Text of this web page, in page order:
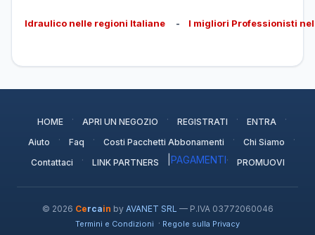
Idraulico nelle regioni Italiane - I migliori Professionisti
HOME · APRI UN NEGOZIO · REGISTRATI · ENTRA ·
Aiuto · Faq · Costi Pacchetti Abbonamenti · Chi Siamo ·
Contattaci · LINK PARTNERS PAGAMENTI· PROMUOVI
© 2026 Cercain by AVANET SRL — P.IVA 03772060046
Termini e Condizioni · Regole sulla Privacy